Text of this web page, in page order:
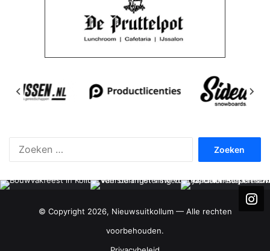
© Copyright 2026, Nieuwsuitkollum — Alle rechten
voorbehouden.